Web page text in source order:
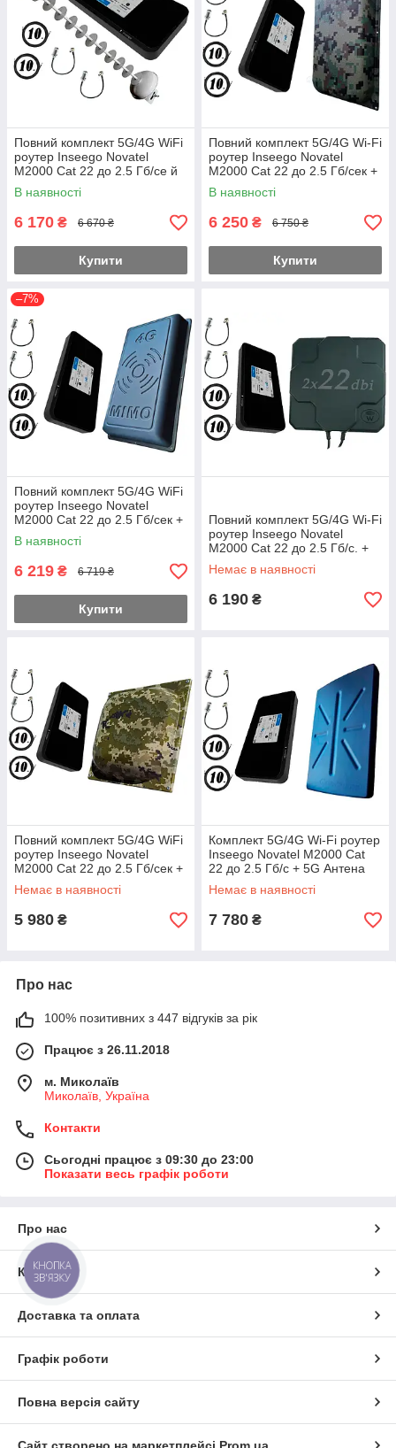
Повний комплект 5G/4G WiFi
роутер Inseego Novatel
M2000 Cat 22 до 2.5 Гб/се й
антеною MiMo стріла
Гармата 20 дБ
В наявності
6 170 ₴ 6 670 ₴
Купити
Повний комплект 5G/4G Wi-Fi
роутер Inseego Novatel
M2000 Cat 22 до 2.5 Гб/сек +
антена Maxi MIMO 2×22 dbi
В наявності
6 250 ₴ 6 750 ₴
Купити
–7%
Повний комплект 5G/4G WiFi
роутер Inseego Novatel
M2000 Cat 22 до 2.5 Гб/сек +
MiMo антеною (824-
2700МГц)
В наявності
6 219 ₴ 6 719 ₴
Купити
Повний комплект 5G/4G Wi-Fi
роутер Inseego Novatel
M2000 Cat 22 до 2.5 Гб/с. +
Антена MIMO 2×22dbi (44дб)
Немає в наявності
6 190 ₴
Повний комплект 5G/4G WiFi
роутер Inseego Novatel
M2000 Cat 22 до 2.5 Гб/сек +
MiMo антеною до 18 дб
Немає в наявності
5 980 ₴
Комплект 5G/4G Wi-Fi роутер
Inseego Novatel M2000 Cat
22 до 2.5 Гб/с + 5G Антена
планшетна MIMO 2×36dbi
Немає в наявності
7 780 ₴
Про нас
100% позитивних з 447 відгуків за рік
Працює з 26.11.2018
м. Миколаїв
Миколаїв, Україна
Контакти
Сьогодні працює з 09:30 до 23:00
Показати весь графік роботи
Про нас
Контакти
Доставка та оплата
Графік роботи
Повна версія сайту
КНОПКА
ЗВ'ЯЗКУ